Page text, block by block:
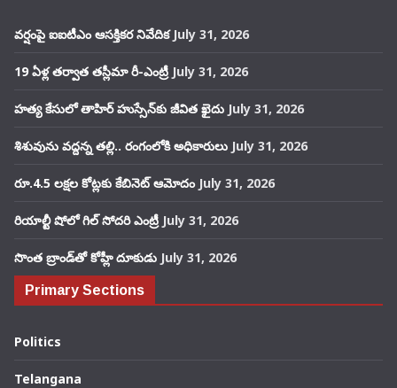
వర్షంపై ఐఐటీఎం ఆసక్తికర నివేదిక July 31, 2026
19 ఏళ్ల తర్వాత తస్లీమా రీ-ఎంట్రీ July 31, 2026
హత్య కేసులో తాహిర్ హుస్సేన్‌కు జీవిత ఖైదు July 31, 2026
శిశువును వద్దన్న తల్లి.. రంగంలోకి అధికారులు July 31, 2026
రూ.4.5 లక్షల కోట్లకు కేబినెట్ ఆమోదం July 31, 2026
రియాల్టీ షోలో గిల్ సోదరి ఎంట్రీ July 31, 2026
సొంత బ్రాండ్‌తో కోహ్లీ దూకుడు July 31, 2026
Primary Sections
Politics
Telangana